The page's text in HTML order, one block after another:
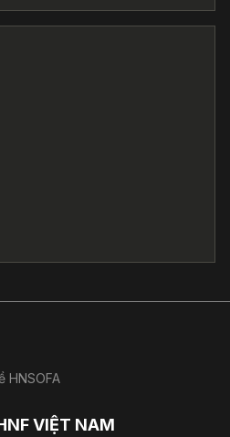
HNSOFA
VIỆT NAM